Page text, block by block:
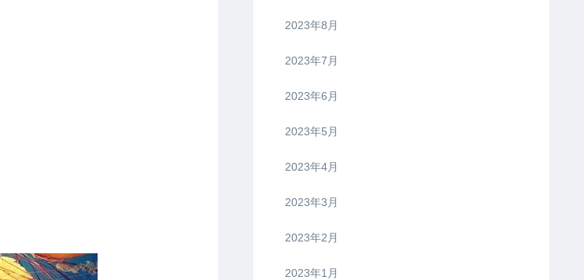
2023年8月
2023年7月
2023年6月
2023年5月
2023年4月
2023年3月
2023年2月
2023年1月